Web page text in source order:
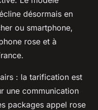
désormais en
ou smartphone,
rose et à
: la tarification est
une communication
packages appel rose